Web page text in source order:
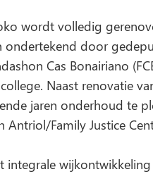
wordt volledig
door
Cas Bonairiano
Naast renovatie
jaren onderhoud te
Antriol/Family Justice